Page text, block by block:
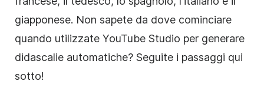
giapponese. Non sapete da dove cominciare
quando utilizzate YouTube Studio per generare
didascalie automatiche? Seguite i passaggi qui
sotto!